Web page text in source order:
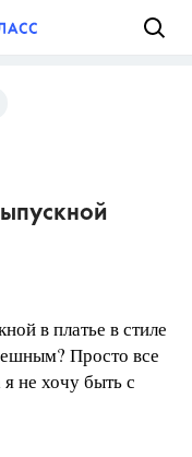
в платье в стиле
Просто все
не хочу быть с